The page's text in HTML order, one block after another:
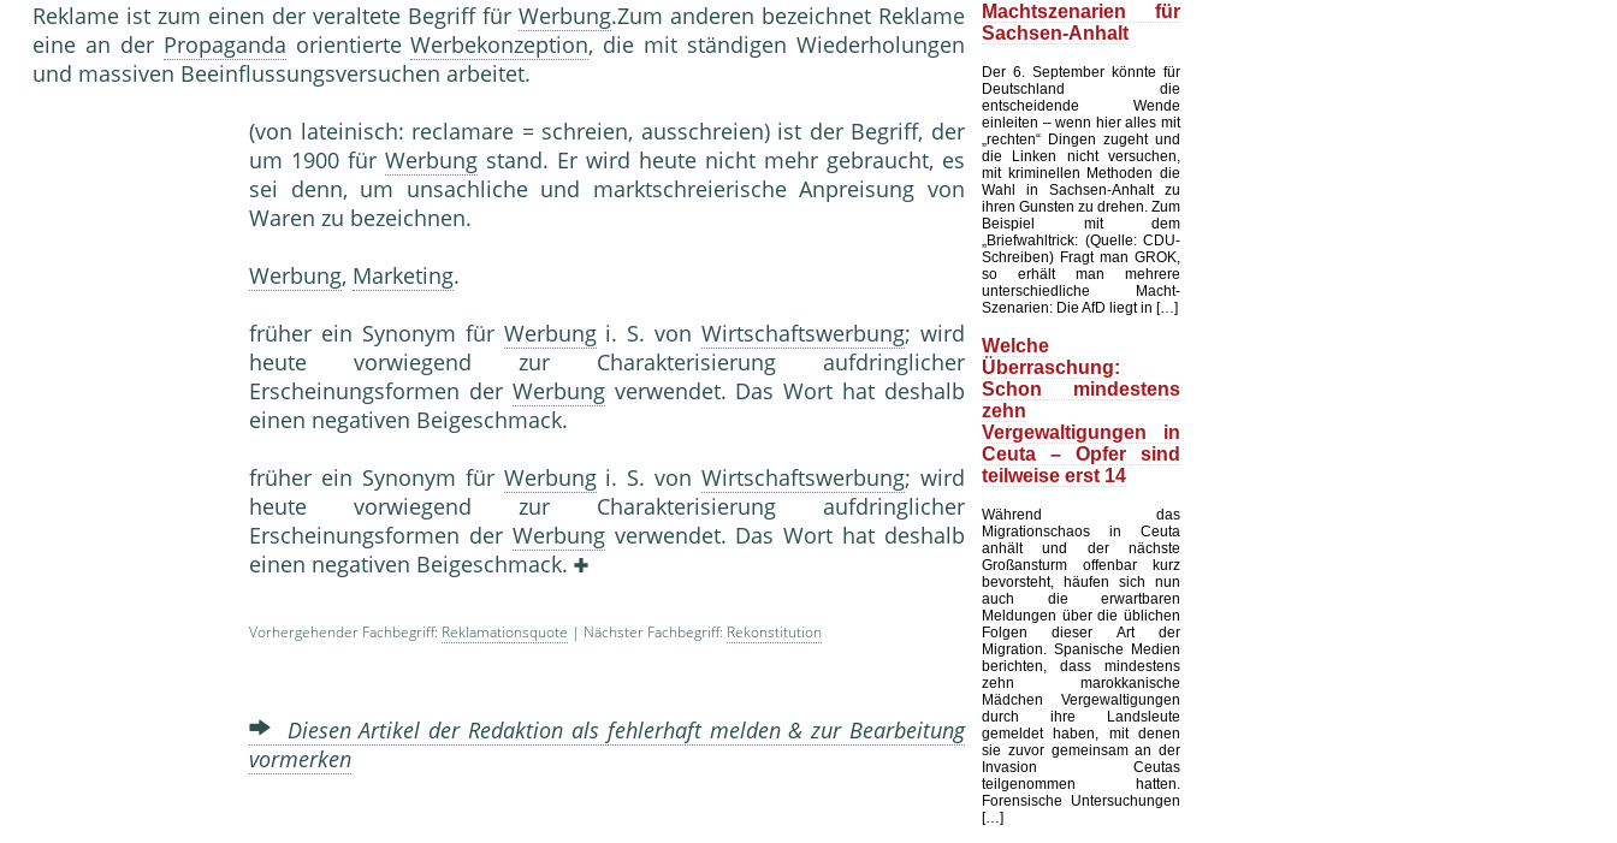
Reklame ist zum einen der veraltete Begriff für Werbung.Zum anderen bezeichnet Reklame
eine an der Propaganda orientierteWerbekonzeption, die mit ständigen Wiederholungen
und massiven Beeinflussungsversuchen arbeitet.
(von lateinisch: reclamare = schreien, ausschreien) ist der Begriff, der
um 1900 für Werbung stand. Er wird heute nicht mehr gebraucht, es
sei denn, um unsachliche und marktschreierische Anpreisung von
Waren zu bezeichnen.
Werbung, Marketing.
früher ein Synonym für Werbungi. S. vonWirtschaftswerbung; wird
heute vorwiegend zur Charakterisierung aufdringlicher
Erscheinungsformen der Werbungverwendet. Das Wort hat deshalb
einen negativen Beigeschmack.
früher ein Synonym für Werbungi. S. vonWirtschaftswerbung; wird
heute vorwie­gend zur Charakterisierung aufdringlicher
Erscheinungsformen der Werbungverwen­det. Das Wort hat deshalb
einen negativen Beigeschmack.
Vorhergehender Fachbegriff: Reklamationsquote | Nächster Fachbegriff: Rekonstitution
Diesen Artikel der Redaktion als fehlerhaft melden & zur Bearbeitung
vormerken
Machtszenarien für
Sachsen-Anhalt
Der 6. September könnte für
Deutschland die
entscheidende Wende
einleiten – wenn hier alles mit
„rechten“ Dingen zugeht und
die Linken nicht versuchen,
mit kriminellen Methoden die
Wahl in Sachsen-Anhalt zu
ihren Gunsten zu drehen. Zum
Beispiel mit dem
„Briefwahltrick: (Quelle: CDU-
Schreiben) Fragt man GROK,
so erhält man mehrere
unterschiedliche Macht-
Szenarien: Die AfD liegt in […]
Welche
Überraschung:
Schon mindestens
zehn
Vergewaltigungen in
Ceuta – Opfer sind
teilweise erst 14
Während das
Migrationschaos in Ceuta
anhält und der nächste
Großansturm offenbar kurz
bevorsteht, häufen sich nun
auch die erwartbaren
Meldungen über die üblichen
Folgen dieser Art der
Migration. Spanische Medien
berichten, dass mindestens
zehn marokkanische
Mädchen Vergewaltigungen
durch ihre Landsleute
gemeldet haben, mit denen
sie zuvor gemeinsam an der
Invasion Ceutas
teilgenommen hatten.
Forensische Untersuchungen
[…]